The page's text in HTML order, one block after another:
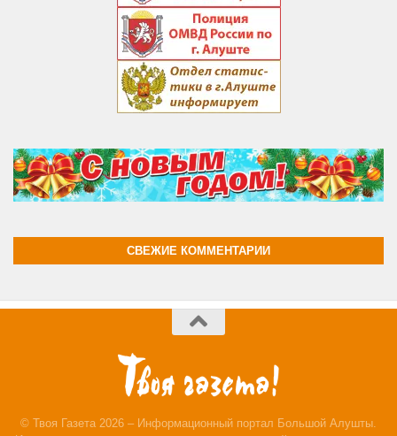
СВЕЖИЕ КОММЕНТАРИИ
© Твоя Газета 2026 – Информационный портал Большой Алушты.